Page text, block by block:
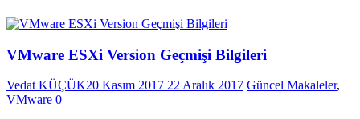
VMware ESXi Version Geçmişi Bilgileri
Vedat KÜÇÜK20 Kasım 2017 22 Aralık 2017 Güncel Makaleler,
VMware 0